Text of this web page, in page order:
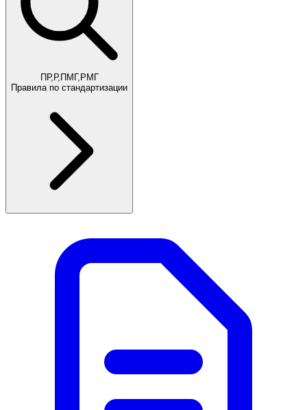
ПР,Р,ПМГ,РМГ
Правила по стандартизации